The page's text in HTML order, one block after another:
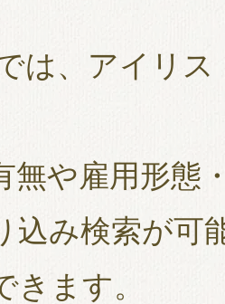
は、アイリ
無や雇用形態
込み検索が可
きます。